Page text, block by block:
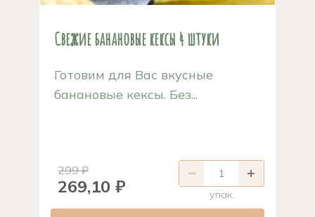
Свежие банановые кексы 4 штуки
Готовим для Вас вкусные
банановые кексы. Без...
299 ₽
269,10 ₽ упак.